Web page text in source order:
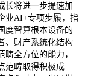
长将进一步提速加
业AI+专项步履，指
度智算根本设备的
、财产系统化结构
全方位的能力，
范畴取得积极成